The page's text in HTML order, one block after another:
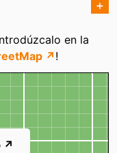
➕
en la
↗ !
↗